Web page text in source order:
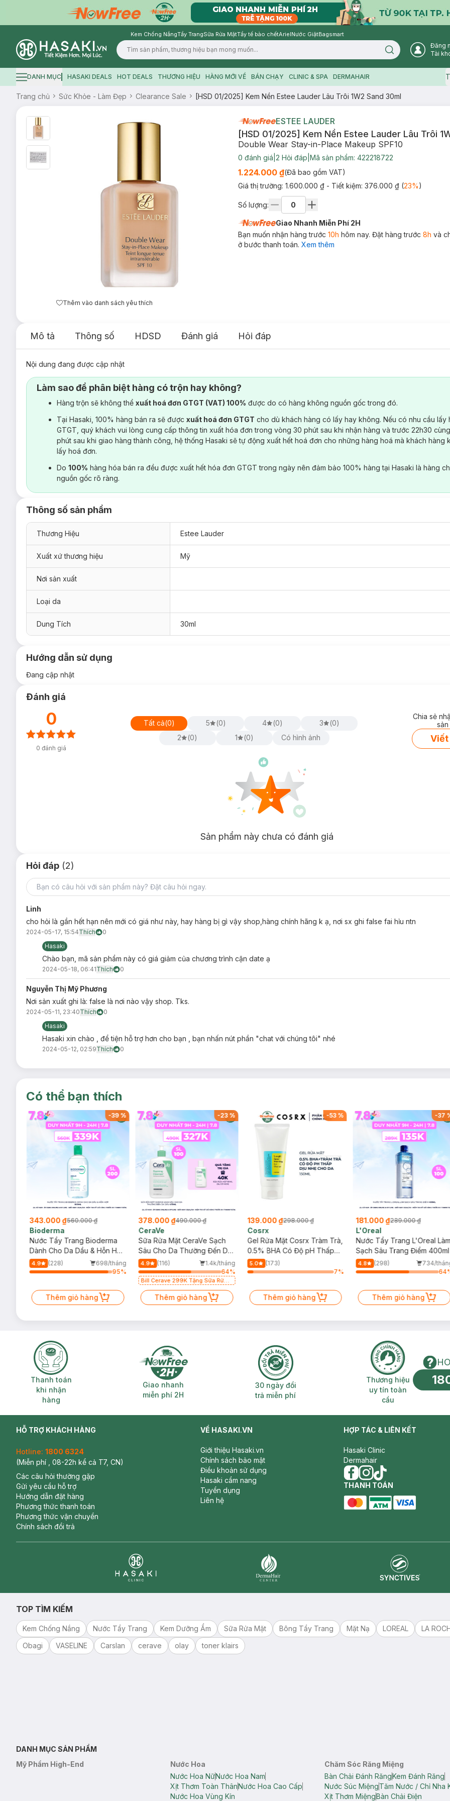
Kem Chống NắngTẩy TrangSữa Rửa MặtTẩy tế bào chếtArielNước GiặtBagsmart
Logo
Search icon
Đăng
Tài
Hamburger icon
DANH MỤC HASAKI DEALS HOT DEALS THƯƠNG HIỆU HÀNG MỚI VỀ BÁN CHẠY CLINIC & SPA DERMAHAIR
Trang chủ Sức Khỏe - Làm Đẹp Clearance Sale [HSD 01/2025] Kem Nền Estee Lauder Lâu Trôi 1W2 Sand 30ml
Thêm vào danh sách yêu thích
ESTEE LAUDER
[HSD 01/2025] Kem Nền Estee Lauder Lâu Trôi
Double Wear Stay-in-Place Makeup SPF10
0 đánh giá 2 Hỏi đáp Mã sản phẩm: 422218722
1.224.000 ₫(Đã bao gồm VAT)
Giá thị trường: 1.600.000 ₫ - Tiết kiệm: 376.000 ₫(23%)
Số lượng:
Giao Nhanh Miễn Phí 2H
Bạn muốn nhận hàng trước 10h hôm nay. Đặt hàng trước 8h và
ở bước thanh toán. Xem thêm
Mô tả Thông số HDSD Đánh giá Hỏi đáp
Nội dung đang được cập nhật
Làm sao để phân biệt hàng có trộn hay không?
Hàng trộn sẽ không thể xuất hoá đơn GTGT (VAT) 100% được do có hàng không nguồn gốc trong đó.
Tại Hasaki, 100% hàng bán ra sẽ được xuất hoá đơn GTGT cho dù khách hàng có lấy hay không. Nếu có nhu cầu lấy
GTGT, quý khách vui lòng cung cấp thông tin xuất hóa đơn trong vòng 30 phút sau khi nhận hàng và trước 22h30
phút sau khi giao hàng thành công, hệ thống Hasaki sẽ tự động xuất hết hoá đơn cho những hàng hoá mà khách hàng
lấy hoá đơn.
Do 100% hàng hóa bán ra đều được xuất hết hóa đơn GTGT trong ngày nên đảm bảo 100% hàng tại Hasaki là hàng
nguồn gốc rõ ràng.
Thông số sản phẩm
Thương Hiệu Estee Lauder
Xuất xứ thương hiệu Mỹ
Nơi sản xuất
Loại da
Dung Tích 30ml
Hướng dẫn sử dụng
Đang cập nhật
Đánh giá
0
0 đánh giá
Tất cả(0) 5 (0) 4 (0) 3 (0)
2
(0) 1 (0) Có hình ảnh
Chia sẻ
Viết
Sản phẩm này chưa có đánh giá
Hỏi đáp (2)
Linh
cho hỏi là gần hết hạn nên mới có giá như này, hay hàng bị gì vậy shop,hàng chính hãng k ạ, nơi sx ghi false fai hỉu ntn
2024-05-17, 15:54Thích
0
Hasaki
Chào bạn, mã sản phẩm này có giá giảm của chương trình cận date ạ
2024-05-18, 06:41Thích 0
Nguyễn Thị Mỹ Phương
Nơi sản xuất ghi là: false là nơi nào vậy shop. Tks.
2024-05-11, 23:40Thích
0
Hasaki
Hasaki xin chào , để tiện hỗ trợ hơn cho bạn , bạn nhấn nút phần "chat với chúng tôi" nhé
2024-05-12, 02:59Thích 0
Có thể bạn thích
-39%
343.000 ₫560.000 ₫
Bioderma
Nước Tẩy Trang Bioderma
Dành Cho Da Dầu & Hỗn Hợp
500ml
4.9 (228)
698/tháng
95%
Thêm giỏ hàng
-23%
378.000 ₫490.000 ₫
CeraVe
Sữa Rửa Mặt CeraVe Sạch
Sâu Cho Da Thường Đến Da
Dầu 473ml
4.9 (116)
1.4k/tháng
64%
Bill Cerave 299K Tặng Sữa Rửa
Mặt Cerave 30ml (SL có hạn)
Thêm giỏ hàng
-53%
139.000 ₫298.000 ₫
Cosrx
Gel Rửa Mặt Cosrx Tràm Trà,
0.5% BHA Có Độ pH Thấp
150ml
5.0
(173)
7%
Thêm giỏ hàng
-37
181.000 ₫289.000 ₫
L'Oreal
Nước Tẩy Trang L'Oreal Làm
Sạch Sâu Trang Điểm 400ml
4.8 (298)
734/
64
Thêm giỏ hàng
Thanh toán khi nhận hàng
Thanh toán
khi nhận
hàng
Giao nhanh miễn phí 2H
Giao nhanh
miễn phí 2H
30 ngày đổi trả miễn phí
30 ngày đổi
trả miễn phí
Thương hiệu uy
Thương hiệu
uy tín toàn
cầu
HỖ TRỢ KHÁCH HÀNG
Hotline: 1800 6324
(Miễn phí , 08-22h kể cả T7, CN)
Các câu hỏi thường gặp
Gửi yêu cầu hỗ trợ
Hướng dẫn đặt hàng
Phương thức thanh toán
Phương thức vận chuyển
Chính sách đổi trả
VỀ HASAKI.VN
Giới thiệu Hasaki.vn
Chính sách bảo mật
Điều khoản sử dụng
Hasaki cẩm nang
Tuyển dụng
Liên hệ
HỢP TÁC & LIÊN KẾT
Hasaki Clinic
Dermahair
facebook
instagram
tiktok
THANH TOÁN
TOP TÌM KIẾM
Kem Chống Nắng Nước Tẩy Trang Kem Dưỡng Ẩm Sữa Rửa Mặt Bông Tẩy Trang Mặt Nạ LOREAL LA
Obagi
VASELINE Carslan cerave olay toner klairs
DANH MỤC SẢN PHẨM
Mỹ Phẩm High-End
Nước Hoa
Nước Hoa NữNước Hoa Nam
Xịt Thơm Toàn ThânNước Hoa Cao Cấp
Nước Hoa Vùng Kín
Chăm Sóc Răng Miệng
Bàn Chải Đánh RăngKem Đánh Răng
Nước Súc MiệngTăm Nước / Chỉ Nha
Xịt Thơm MiệngBàn Chải Điện